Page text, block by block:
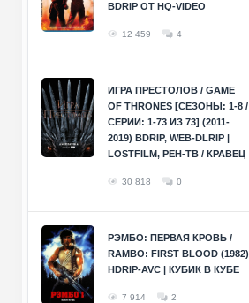
BDRIP ОТ HQ-VIDEO
12 459 4
ИГРА ПРЕСТОЛОВ / GAME
OF THRONES [СЕЗОНЫ: 1-8 /
СЕРИИ: 1-73 ИЗ 73] (2011-
2019) BDRIP, WEB-DLRIP |
LOSTFILM, РЕН-ТВ / КРАВЕЦ
30 818 0
РЭМБО: ПЕРВАЯ КРОВЬ /
RAMBO: FIRST BLOOD (1982)
HDRIP-AVC | КУБИК В КУБЕ
7 914 2